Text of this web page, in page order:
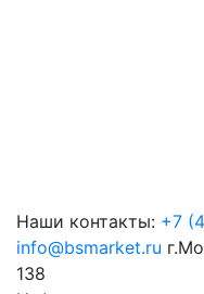
Наши контакты: +7
info@bsmarket.ru
138